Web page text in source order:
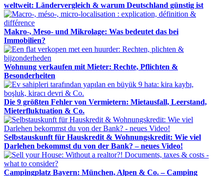
weltweit: Ländervergleich & warum Deutschland günstig ist
Makro-, Meso- und Mikrolage: Was bedeutet das bei
Immobilien?
Wohnung verkaufen mit Mieter: Rechte, Pflichten &
Besonderheiten
Die 9 größten Fehler von Vermietern: Mietausfall, Leerstand,
Mieterfluktuation & Co.
Selbstauskunft für Hauskredit & Wohnungskredit: Wie viel
Darlehen bekommst du von der Bank? – neues Video!
Campingplatz Bayern: München, Alpen & Co. – Camping